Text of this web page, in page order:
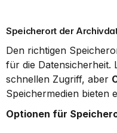
Speicherort der
Den richtigen
für die Datensicherheit.
schnellen Zugriff, aber
Speichermedien bieten
Optionen für